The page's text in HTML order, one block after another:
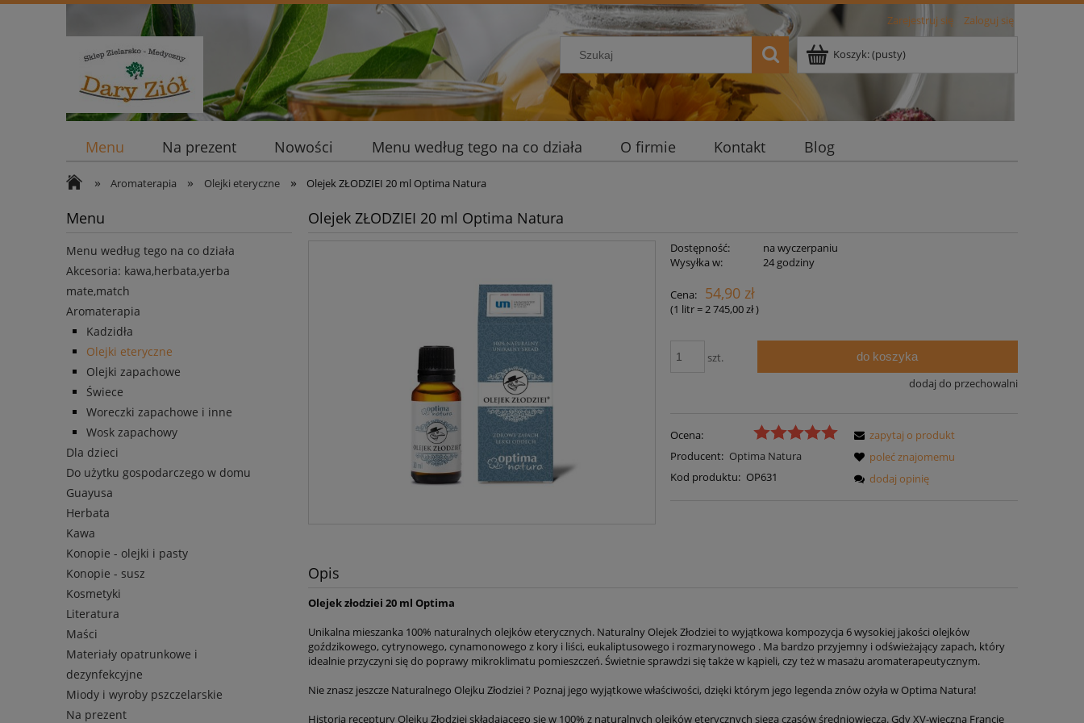
Zarejestruj się Zaloguj się
Koszyk:(pusty)
Menu Na prezent Nowości Menu według tego na co działa O firmie Kontakt Blog
» Aromaterapia » Olejki eteryczne » Olejek ZŁODZIEI 20 ml Optima Natura
Menu
Menu według tego na co działa
Akcesoria: kawa,herbata,yerba
mate,match
Aromaterapia
Kadzidła
Olejki eteryczne
Olejki zapachowe
Świece
Woreczki zapachowe i inne
Wosk zapachowy
Dla dzieci
Do użytku gospodarczego w domu
Guayusa
Herbata
Kawa
Konopie - olejki i pasty
Konopie - susz
Kosmetyki
Literatura
Maści
Materiały opatrunkowe i
dezynfekcyjne
Miody i wyroby pszczelarskie
Na prezent
Olejek ZŁODZIEI 20 ml Optima Natura
Dostępność:
na wyczerpaniu
Wysyłka w:
24 godziny
Cena: 54,90 zł
(1 litr=2 745,00 zł)
szt. do koszyka
dodaj do przechowalni
Ocena:
Producent: Optima Natura
Kod produktu: OP631
zapytaj o produkt
poleć znajomemu
dodaj opinię
Opis
Olejek złodziei 20 ml Optima
Unikalna mieszanka 100% naturalnych olejków eterycznych. Naturalny Olejek Złodziei to wyjątkowa kompozycja 6 wysokiej jakości olejków
goździkowego, cytrynowego, cynamonowego z kory i liści, eukaliptusowego i rozmarynowego . Ma bardzo przyjemny i odświeżający zapach, który
idealnie przyczyni się do poprawy mikroklimatu pomieszczeń. Świetnie sprawdzi się także w kąpieli, czy też w masażu aromaterapeutycznym.
Nie znasz jeszcze Naturalnego Olejku Złodziei ? Poznaj jego wyjątkowe właściwości, dzięki którym jego legenda znów ożyła w Optima Natura!
Historia receptury Olejku Złodziei składającego się w 100% z naturalnych olejków eterycznych sięga czasów średniowiecza. Gdy XV-wieczną Francję